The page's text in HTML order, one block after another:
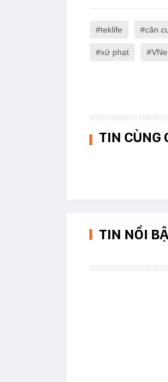
teklife căn
xử phạt
TIN CÙNG
TIN NỔI